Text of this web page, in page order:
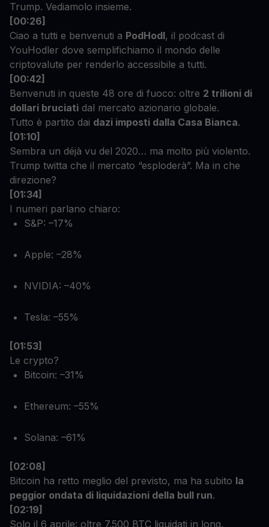
Trump. Vediamolo insieme.
[00:26]
Ciao a tutti e benvenuti a PodHodl, il podcast di
YouHodler dove semplifichiamo il mondo delle
criptovalute per renderlo accessibile a tutti.
[00:42]
Benvenuti in queste 48 ore di fuoco: oltre 2 trilioni di
dollari bruciati dal mercato azionario globale.
Tutto è partito dai dazi imposti dalla Casa Bianca.
[01:10]
Sembra un déjà vu del 2020… ma molto più violento.
Trump twitta che il mercato “esploderà”. Ma in che
direzione?
[01:34]
I numeri parlano chiaro:
S&P: –17%
Apple: –28%
NVIDIA: –40%
Tesla: –55%
[01:53]
Le crypto?
Bitcoin: –31%
Ethereum: –55%
Solana: –61%
[02:08]
Bitcoin ha retto meglio del previsto, ma ha subito la
peggior ondata di liquidazioni della bull run.
[02:19]
Solo il 6 aprile: oltre 7.500 BTC liquidati in long.